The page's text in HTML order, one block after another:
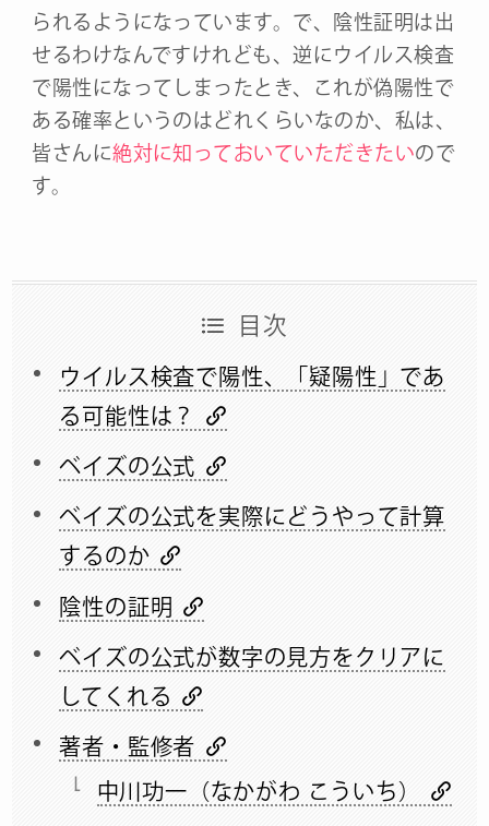
られるようになっています。で、陰性証明は出
せるわけなんですけれども、逆にウイルス検査
で陽性になってしまったとき、これが偽陽性で
ある確率というのはどれくらいなのか、私は、
皆さんに絶対に知っておいていただきたいので
す。
目次
ウイルス検査で陽性、「疑陽性」であ
る可能性は？
ベイズの公式
ベイズの公式を実際にどうやって計算
するのか
陰性の証明
ベイズの公式が数字の見方をクリアに
してくれる
著者・監修者
中川功一（なかがわ こういち）